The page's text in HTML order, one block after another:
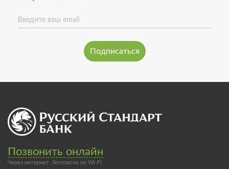
Введите ваш email
Позвонить онлайн
Через интернет, бесплатно по Wi-Fi